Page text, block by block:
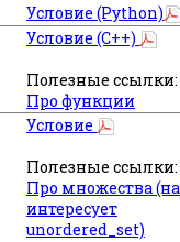
Условие (Python)
Условие (C++)
Полезные ссылки:
Про функции
Условие
Полезные ссылки:
Про множества
интересует
unordered_set)